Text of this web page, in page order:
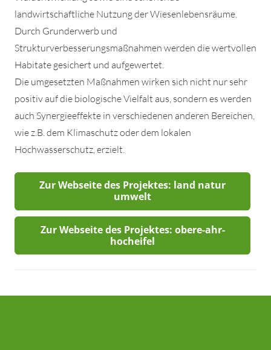
landwirtschaftliche Nutzung der Wiesenlebensräume.
Durch Grunderwerb und
Strukturverbesserungsmaßnahmen werden die wertvollen
Habitate gesichert und aufgewertet.
Die umgesetzten Maßnahmen wirken sich nicht nur sehr
positiv auf die biologische Vielfalt aus, sondern es werden
auch Synergieeffekte in verschiedenen anderen Bereichen,
wie z.B. dem Klimaschutz oder dem lokalen
Hochwasserschutz, erzielt.
Zur Webseite des Projektes: land natur
umwelt
Zur Webseite des Projektes: obere-ahr-
hocheifel